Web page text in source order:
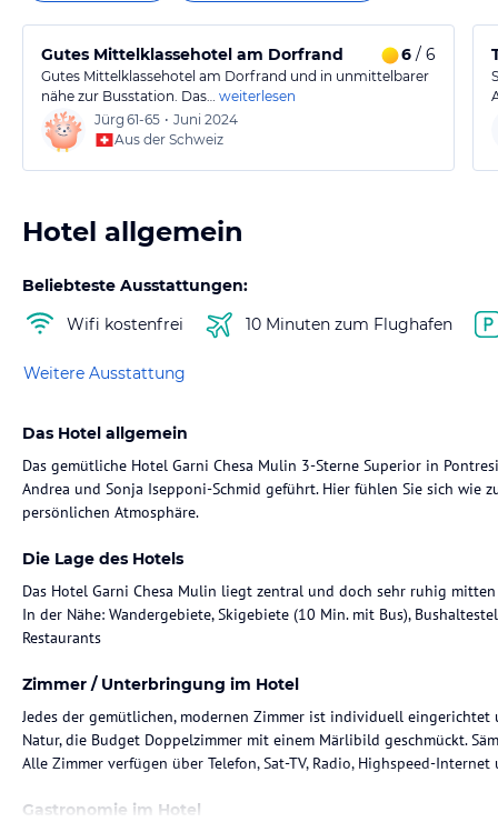
Gutes Mittelklassehotel am Dorfrand 6 / 6
Gutes Mittelklassehotel am Dorfrand und in unmittelbarer
nähe zur Busstation. Das… weiterlesen
Jürg 61-65 • Juni 2024
Aus der Schweiz
Hotel allgemein
Beliebteste Ausstattungen:
Wifi kostenfrei
10 Minuten zum Flughafen
Weitere Ausstattung
Das Hotel allgemein
Das gemütliche Hotel Garni Chesa Mulin 3-Sterne Superior in
Andrea und Sonja Isepponi-Schmid geführt. Hier fühlen Sie sich wie
persönlichen Atmosphäre.
Die Lage des Hotels
Das Hotel Garni Chesa Mulin liegt zentral und doch sehr ruhig
In der Nähe: Wandergebiete, Skigebiete (10 Min. mit Bus),
Restaurants
Zimmer / Unterbringung im Hotel
Jedes der gemütlichen, modernen Zimmer ist individuell
Natur, die Budget Doppelzimmer mit einem Märlibild geschmückt.
Alle Zimmer verfügen über Telefon, Sat-TV, Radio, Highspeed-Internet
Gastronomie im Hotel